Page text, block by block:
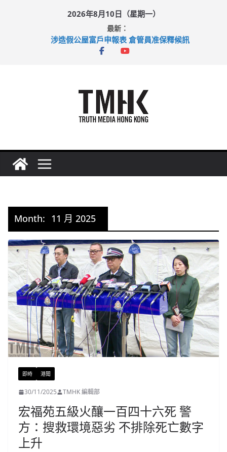
2026年8月10日（星期一）
最新：
涉造假公屋富戶申報表 倉管員准保釋候訊
Month: 11 月 2025
即時 港聞
30/11/2025 TMHK 編輯部
宏福苑五級火釀一百四十六死 警
方：搜救環境惡劣 不排除死亡數字
上升